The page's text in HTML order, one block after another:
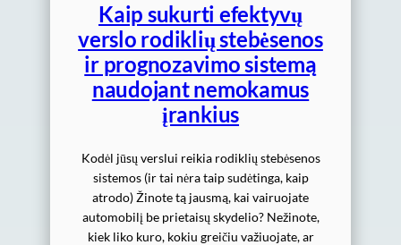
Kaip sukurti efektyvų
verslo rodiklių stebėsenos
ir prognozavimo sistemą
naudojant nemokamus
įrankius
Kodėl jūsų verslui reikia rodiklių stebėsenos
sistemos (ir tai nėra taip sudėtinga, kaip
atrodo) Žinote tą jausmą, kai vairuojate
automobilį be prietaisų skydelio? Nežinote,
kiek liko kuro, kokiu greičiu važiuojate, ar